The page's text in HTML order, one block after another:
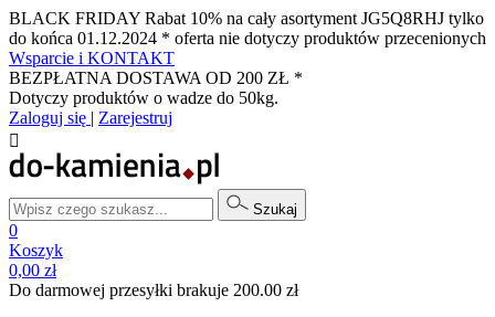
BLACK FRIDAY Rabat 10% na cały asortyment JG5Q8RHJ tylko
do końca 01.12.2024 * oferta nie dotyczy produktów przecenionych
Wsparcie i KONTAKT
BEZPŁATNA DOSTAWA OD 200 ZŁ *
Dotyczy produktów o wadze do 50kg.
Zaloguj się | Zarejestruj

Szukaj
0
Koszyk
0,00 zł
Do darmowej przesyłki brakuje 200.00 zł